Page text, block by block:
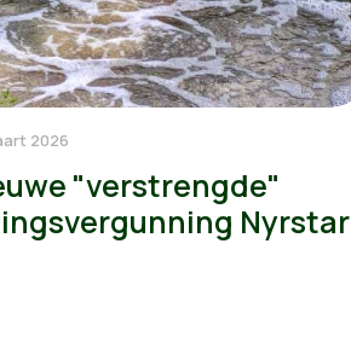
2026
"verstrengde"
Nyrstar